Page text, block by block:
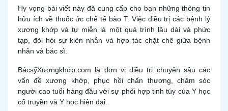
Hy vọng bài viết này đã cung cấp cho bạn những thông tin
hữu ích về thuốc ức chế tế bào T. Việc điều trị các bệnh lý
xương khớp và tự miễn là một quá trình lâu dài và phức
tạp, đòi hỏi sự kiên nhẫn và hợp tác chặt chẽ giữa bệnh
nhân và bác sĩ.
BácsỹXươngkhớp.com là đơn vị điều trị chuyên sâu các
vấn đề xương khớp, phục hồi chấn thương, chăm sóc
người cao tuổi hàng đầu với sự phối hợp tinh túy của Y học
cổ truyền và Y học hiện đại.